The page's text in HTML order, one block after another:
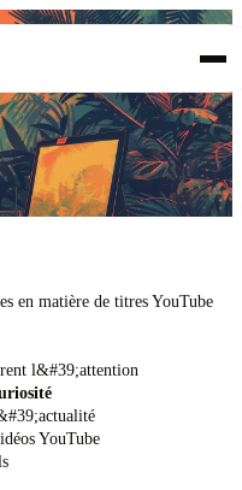
en matière de titres YouTube
l&#39;attention
YouTube